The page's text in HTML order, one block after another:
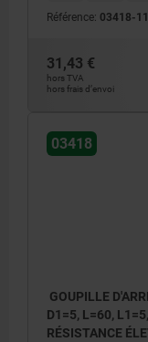
Référence: 03418-
31,43 €
hors TVA
hors frais d’envoi
03418
GOUPILLE
D1=5, L=60,
RÉSISTANCE